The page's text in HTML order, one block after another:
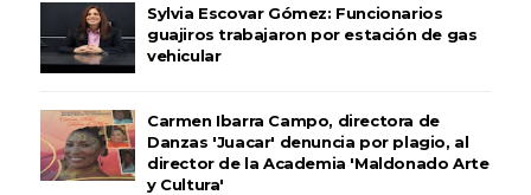
Sylvia Escovar Gómez: Funcionarios
guajiros trabajaron por estación de gas
vehicular
Carmen Ibarra Campo, directora de
Danzas 'Juacar' denuncia por plagio, al
director de la Academia 'Maldonado Arte
y Cultura'